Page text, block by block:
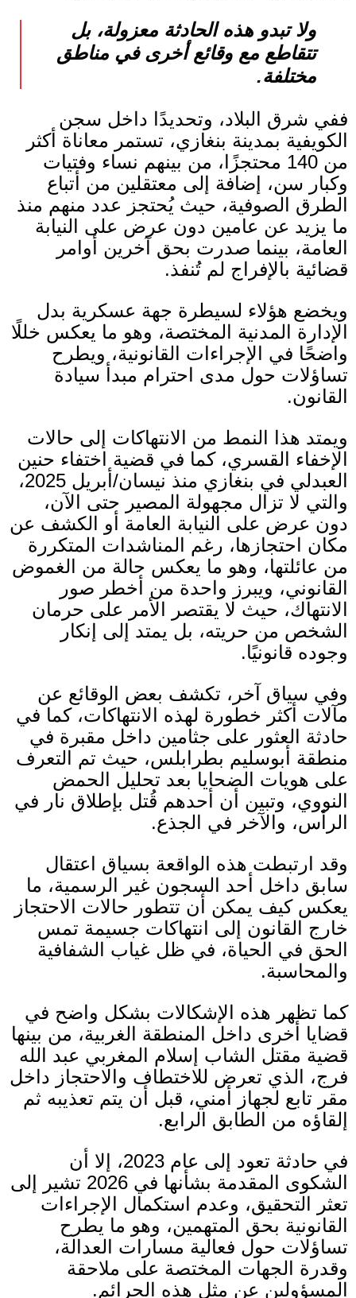
ولا تبدو هذه الحادثة معزولة، بل
تتقاطع مع وقائع أخرى في مناطق
مختلفة.
ففي شرق البلاد، وتحديدًا داخل سجن
الكويفية بمدينة بنغازي، تستمر معاناة أكثر
من 140 محتجزًا، من بينهم نساء وفتيات
وكبار سن، إضافة إلى معتقلين من أتباع
الطرق الصوفية، حيث يُحتجز عدد منهم منذ
ما يزيد عن عامين دون عرض على النيابة
العامة، بينما صدرت بحق آخرين أوامر
قضائية بالإفراج لم تُنفذ.
ويخضع هؤلاء لسيطرة جهة عسكرية بدل
الإدارة المدنية المختصة، وهو ما يعكس خللًا
واضحًا في الإجراءات القانونية، ويطرح
تساؤلات حول مدى احترام مبدأ سيادة
القانون.
ويمتد هذا النمط من الانتهاكات إلى حالات
الإخفاء القسري، كما في قضية اختفاء حنين
العبدلي في بنغازي منذ نيسان/أبريل 2025،
والتي لا تزال مجهولة المصير حتى الآن،
دون عرض على النيابة العامة أو الكشف عن
مكان احتجازها، رغم المناشدات المتكررة
من عائلتها، وهو ما يعكس حالة من الغموض
القانوني، ويبرز واحدة من أخطر صور
الانتهاك، حيث لا يقتصر الأمر على حرمان
الشخص من حريته، بل يمتد إلى إنكار
وجوده قانونيًا.
وفي سياق آخر، تكشف بعض الوقائع عن
مآلات أكثر خطورة لهذه الانتهاكات، كما في
حادثة العثور على جثامين داخل مقبرة في
منطقة أبوسليم بطرابلس، حيث تم التعرف
على هويات الضحايا بعد تحليل الحمض
النووي، وتبين أن أحدهم قُتل بإطلاق نار في
الرأس، والآخر في الجذع.
وقد ارتبطت هذه الواقعة بسياق اعتقال
سابق داخل أحد السجون غير الرسمية، ما
يعكس كيف يمكن أن تتطور حالات الاحتجاز
خارج القانون إلى انتهاكات جسيمة تمس
الحق في الحياة، في ظل غياب الشفافية
والمحاسبة.
كما تظهر هذه الإشكالات بشكل واضح في
قضايا أخرى داخل المنطقة الغربية، من بينها
قضية مقتل الشاب إسلام المغربي عبد الله
فرج، الذي تعرض للاختطاف والاحتجاز داخل
مقر تابع لجهاز أمني، قبل أن يتم تعذيبه ثم
إلقاؤه من الطابق الرابع.
في حادثة تعود إلى عام 2023، إلا أن
الشكوى المقدمة بشأنها في 2026 تشير إلى
تعثر التحقيق، وعدم استكمال الإجراءات
القانونية بحق المتهمين، وهو ما يطرح
تساؤلات حول فعالية مسارات العدالة،
وقدرة الجهات المختصة على ملاحقة
المسؤولين عن مثل هذه الجرائم.